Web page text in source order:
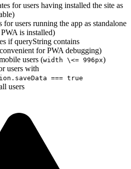
for users having installed the site as
for users running the app as standalone
is installed)
if queryString contains
for PWA debugging)
users (width \<= 996px)
users with
=== true
users